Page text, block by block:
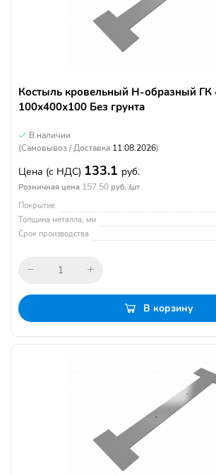
Костыль кровельный Н-образный ГК
100х400х100 Без грунта
В наличии
(Самовывоз / Доставка 11.08.2026)
Цена (с НДС) 133.1 руб.
Розничная цена 157.50 руб. /шт
Покрытие
Толщина металла, мм
Срок производства
В корзину